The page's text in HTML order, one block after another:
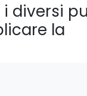
i diversi
la